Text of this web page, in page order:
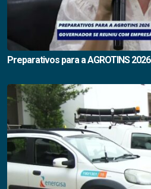
Preparativos para a AGROTINS 2026